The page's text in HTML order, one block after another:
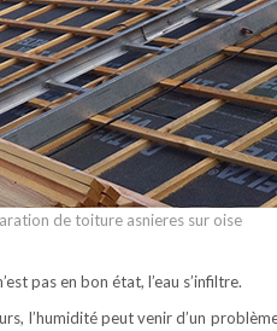
de toiture asnieres sur oise
pas en bon état, l’eau s’infiltre.
l’humidité peut venir d’un